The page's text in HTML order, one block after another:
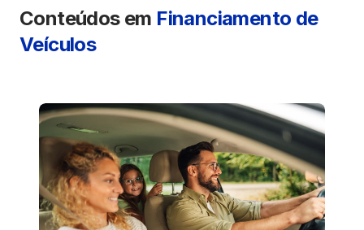
Conteúdos em Financiamento de
Veículos